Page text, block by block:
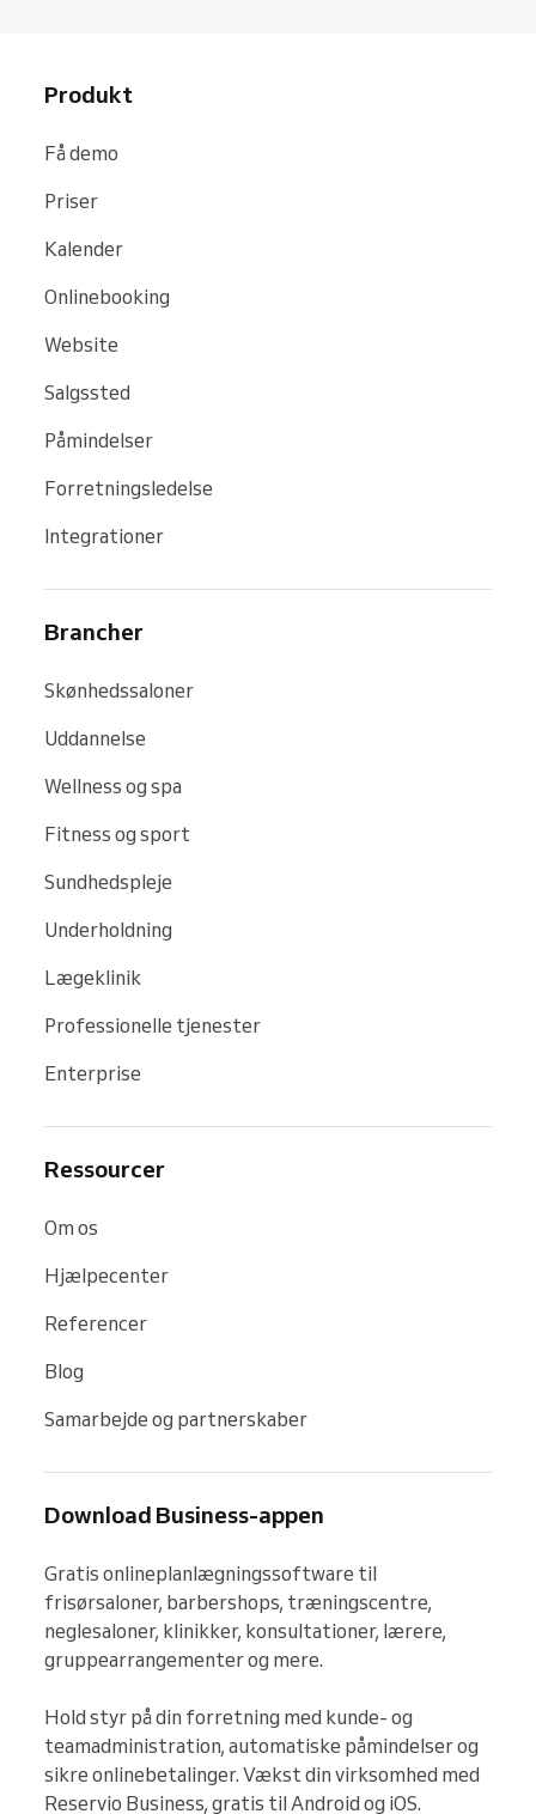
Produkt
Få demo
Priser
Kalender
Onlinebooking
Website
Salgssted
Påmindelser
Forretningsledelse
Integrationer
Brancher
Skønhedssaloner
Uddannelse
Wellness og spa
Fitness og sport
Sundhedspleje
Underholdning
Lægeklinik
Professionelle tjenester
Enterprise
Ressourcer
Om os
Hjælpecenter
Referencer
Blog
Samarbejde og partnerskaber
Download Business-appen
Gratis onlineplanlægningssoftware til
frisørsaloner, barbershops, træningscentre,
neglesaloner, klinikker, konsultationer, lærere,
gruppearrangementer og mere.
Hold styr på din forretning med kunde- og
teamadministration, automatiske påmindelser og
sikre onlinebetalinger. Vækst din virksomhed med
Reservio Business, gratis til Android og iOS.